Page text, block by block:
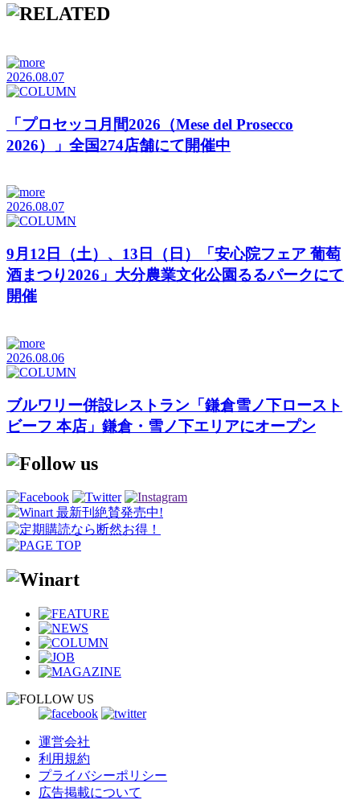
2026.08.07
「プロセッコ月間2026（Mese del Prosecco
2026）」全国274店舗にて開催中
2026.08.07
9月12日（土）、13日（日）「安心院フェア 葡萄
酒まつり2026」大分農業文化公園るるパークにて
開催
2026.08.06
ブルワリー併設レストラン「鎌倉雪ノ下ロースト
ビーフ 本店」鎌倉・雪ノ下エリアにオープン
運営会社
利用規約
プライバシーポリシー
広告掲載について